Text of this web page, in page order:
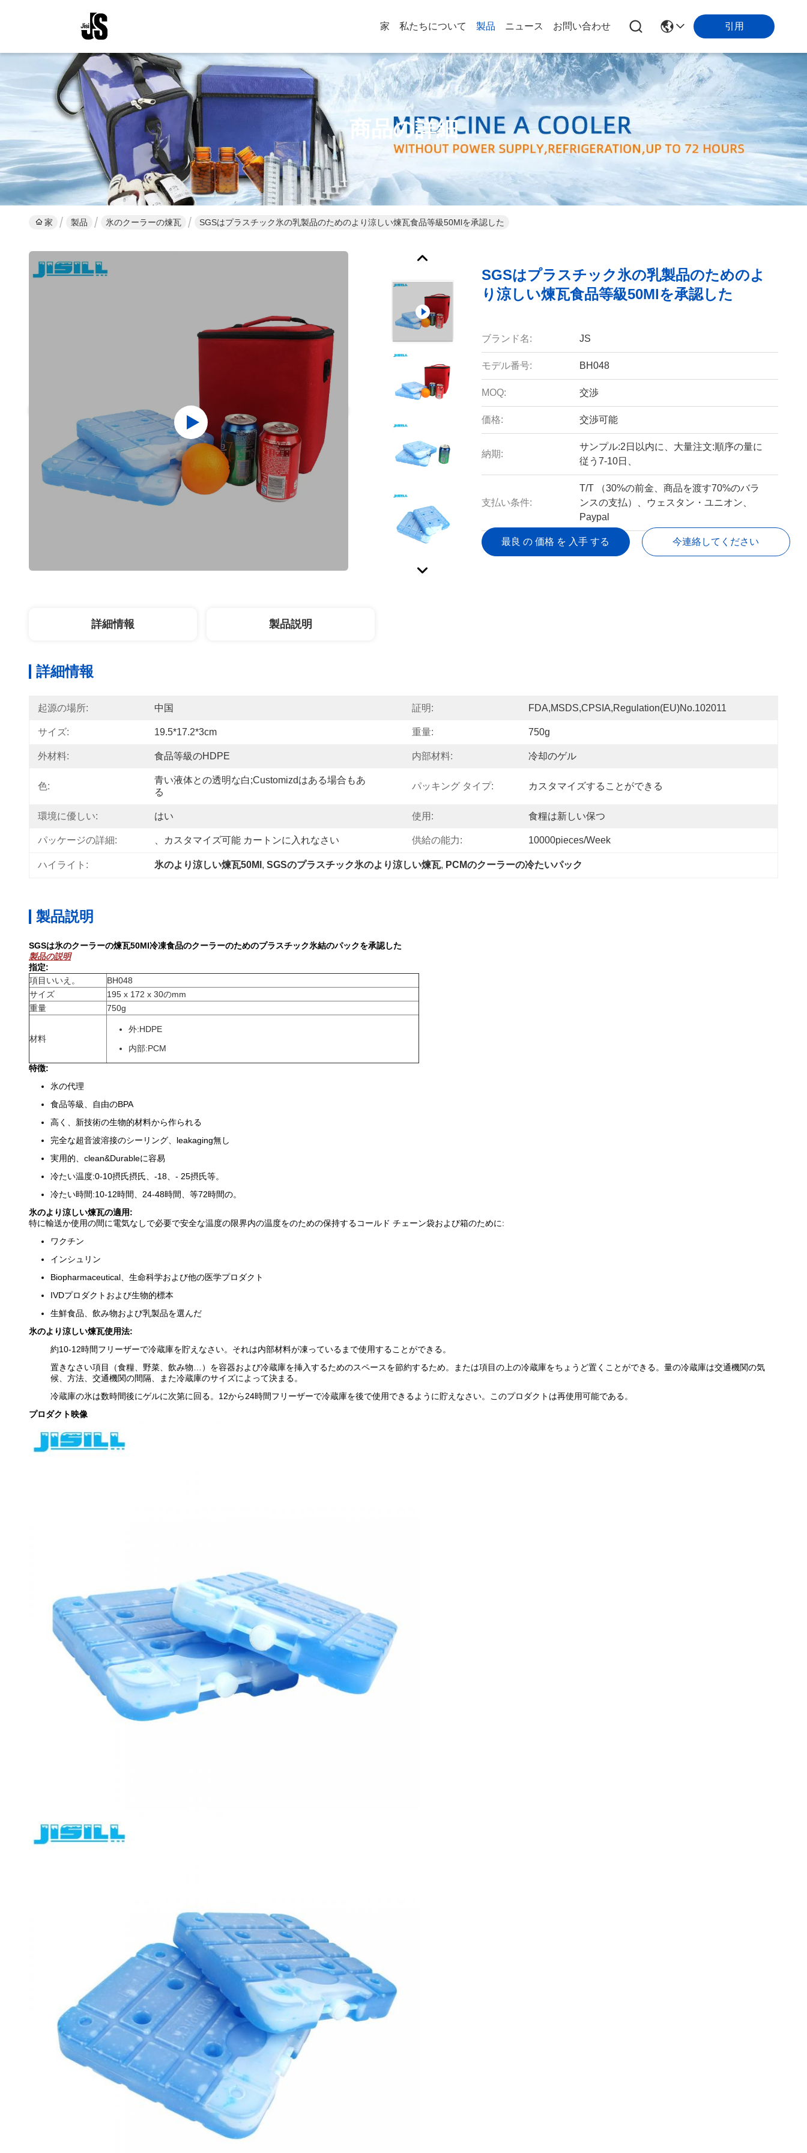
家 私たちについて 製品 ニュース お問い合わせ 引用
商品の詳細
家 製品 氷のクーラーの煉瓦 SGSはプラスチック氷の乳製品のためのより涼しい煉瓦食品等級50Mlを承認した
SGSはプラスチック氷の乳製品のためのよ
り涼しい煉瓦食品等級50Mlを承認した
ブランド名: JS
モデル番号: BH048
MOQ: 交渉
価格: 交渉可能
納期:
サンプル:2日以内に、大量注文:順序の量に
従う7-10日、
支払い条件:
T/T （30%の前金、商品を渡す70%のバラ
ンスの支払）、ウェスタン・ユニオン、
Paypal
最良 の 価格 を 入手 する 今連絡してください
詳細情報 製品説明
詳細情報
起源の場所: 中国 証明: FDA,MSDS,CPSIA,Regulation(EU)no.102011
サイズ: 19.5*17.2*3cm 重量: 750g
外材料: 食品等級のHDPE 内部材料: 冷却のゲル
色:
青い液体との透明な白;customizdはある場合もあ
る
パッキング タイプ: カスタマイズすることができる
環境に優しい: はい 使用: 食糧は新しい保つ
パッケージの詳細: 、カスタマイズ可能 カートンに入れなさい 供給の能力: 10000pieces/week
ハイライト: 氷のより涼しい煉瓦50Ml , SGSのプラスチック氷のより涼しい煉瓦, PCMのクーラーの冷たいパック
製品説明
SGSは氷のクーラーの煉瓦50Ml冷凍食品のクーラーのためのプラスチック氷結のパックを承認した
製品の説明
指定:
項目いいえ。
BH048
サイズ
195 x 172 x 30のmm
重量
750g
材料
外:HDPE
内部:PCM
特徴:
氷の代理
食品等級、自由のBPA
高く、新技術の生物的材料から作られる
完全な超音波溶接のシーリング、leakaging無し
実用的、clean&Durableに容易
冷たい温度:0-10摂氏摂氏、-18、- 25摂氏等。
冷たい時間:10-12時間、24-48時間、等72時間の。
氷のより涼しい煉瓦の適用:
特に輸送か使用の間に電気なしで必要で安全な温度の限界内の温度をのための保持するコールド チェーン袋および箱のために:
ワクチン
インシュリン
Biopharmaceutical、生命科学および他の医学プロダクト
IVDプロダクトおよび生物的標本
生鮮食品、飲み物および乳製品を選んだ
氷のより涼しい煉瓦使用法:
約10-12時間フリーザーで冷蔵庫を貯えなさい。それは内部材料が凍っているまで使用することができる。
置きなさい項目（食糧、野菜、飲み物…）を容器および冷蔵庫を挿入するためのスペースを節約するため。または項目の上の冷蔵庫をちょうど置くことができる。量の冷蔵庫は交通機関の気
候、方法、交通機関の間隔、また冷蔵庫のサイズによって決まる。
冷蔵庫の氷は数時間後にゲルに次第に回る。12から24時間フリーザーで冷蔵庫を後で使用できるように貯えなさい。このプロダクトは再使用可能である。
プロダクト映像